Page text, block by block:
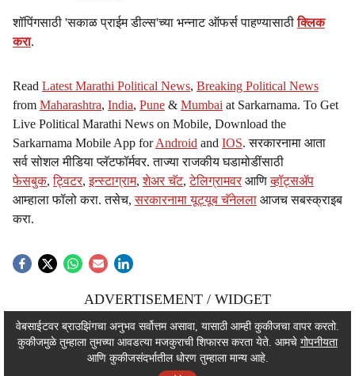
शॉपिंगसाठी 'सकाळ प्राईम डील्स'च्या भन्नाट ऑफर्स पाहण्यासाठीक्लिक
करा.
Read Latest Marathi Political News, Breaking Political News
from Maharashtra, India, Pune & Mumbai at Sarkarnama. To Get
Live Political Marathi News on Mobile, Download the
Sarkarnama Mobile App forAndroid and IOS. सरकारनामा आता
सर्व सोशल मीडिया प्लॅटफॉर्मवर. ताज्या राजकीय घडामोडींसाठी
फेसबुक,ट्विटर,इन्स्टाग्राम,शेअर चॅट,टेलिग्रामवर आणिव्हॉट्सॲप
आम्हाला फॉलो करा. तसेच,सरकारनामा यूट्यूब चॅनेलला आजच सबस्क्राइब
करा.
ADVERTISEMENT / WIDGET
ADVERTISEMENT / WIDGET
ADVERTISEMENT / WIDGET
वेबसाईटवर ब्राउझिंगचा अनुभव सर्वोत्तम असावा, यासाठी आम्ही कुकीजचा वापर करतो.
कुकीजमुळे तुम्हाला तुमच्या आवडत्या मजकुराची शिफारस करता येते. आमचे गोपनीयता
आणि कुकीजसंदर्भातील धोरण तुम्हाला मान्य आहे.